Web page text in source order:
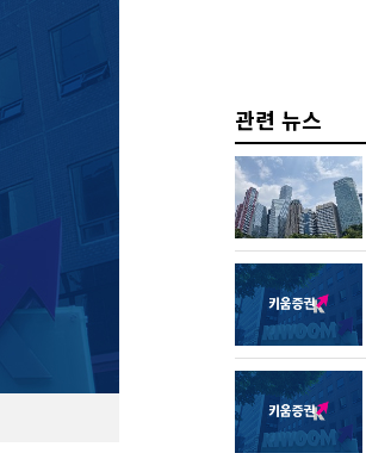
관련 뉴스